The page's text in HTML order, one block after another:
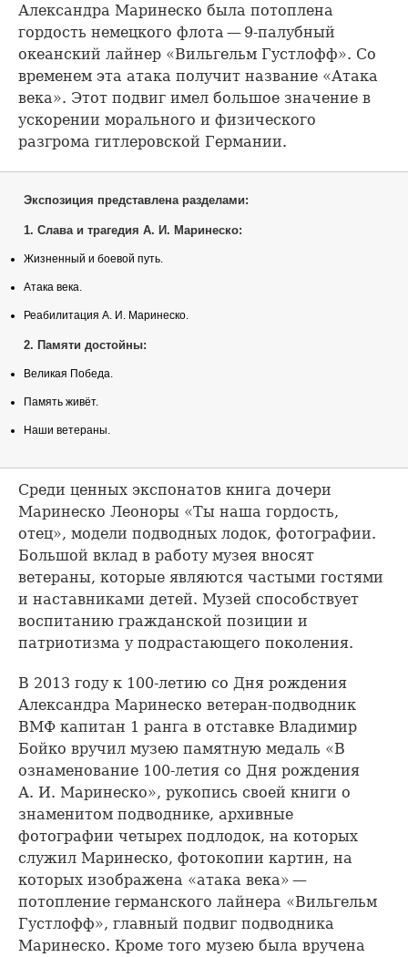
Александра Маринеско была потоплена
гордость немецкого флота — 9-палубный
океанский лайнер «Вильгельм Густлофф». Со
временем эта атака получит название «Атака
века». Этот подвиг имел большое значение в
ускорении морального и физического
разгрома гитлеровской Германии.
Экспозиция представлена разделами:
1. Слава и трагедия А. И. Маринеско:
Жизненный и боевой путь.
Атака века.
Реабилитация А. И. Маринеско.
2. Памяти достойны:
Великая Победа.
Память живёт.
Наши ветераны.
Среди ценных экспонатов книга дочери
Маринеско Леоноры «Ты наша гордость,
отец», модели подводных лодок, фотографии.
Большой вклад в работу музея вносят
ветераны, которые являются частыми гостями
и наставниками детей. Музей способствует
воспитанию гражданской позиции и
патриотизма у подрастающего поколения.
В 2013 году к 100-летию со Дня рождения
Александра Маринеско ветеран-подводник
ВМФ капитан 1 ранга в отставке Владимир
Бойко вручил музею памятную медаль «В
ознаменование 100-летия со Дня рождения
А. И. Маринеско», рукопись своей книги о
знаменитом подводнике, архивные
фотографии четырех подлодок, на которых
служил Маринеско, фотокопии картин, на
которых изображена «атака века» —
потопление германского лайнера «Вильгельм
Густлофф», главный подвиг подводника
Маринеско. Кроме того музею была вручена